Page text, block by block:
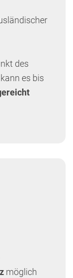
des
es bis
möglich